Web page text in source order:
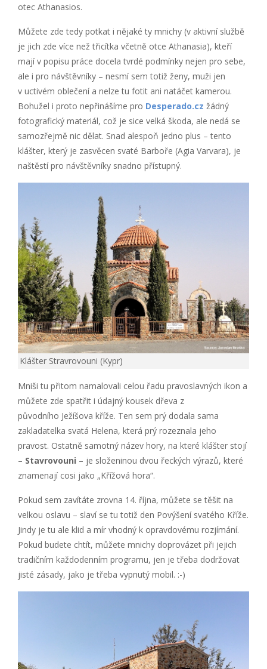
otec Athanasios.
Můžete zde tedy potkat i nějaké ty mnichy (v aktivní službě
je jich zde více než třicítka včetně otce Athanasia), kteří
mají v popisu práce docela tvrdé podmínky nejen pro sebe,
ale i pro návštěvníky – nesmí sem totiž ženy, muži jen
v uctivém oblečení a nelze tu fotit ani natáčet kamerou.
Bohužel i proto nepřinášíme pro Desperado.cz žádný
fotografický materiál, což je sice velká škoda, ale nedá se
samozřejmě nic dělat. Snad alespoň jedno plus – tento
klášter, který je zasvěcen svaté Barboře (Agia Varvara), je
naštěstí pro návštěvníky snadno přístupný.
Klášter Stravrovouni (Kypr)
Mniši tu přitom namalovali celou řadu pravoslavných ikon a
můžete zde spatřit i údajný kousek dřeva z
původního Ježíšova kříže. Ten sem prý dodala sama
zakladatelka svatá Helena, která prý rozeznala jeho
pravost. Ostatně samotný název hory, na které klášter stojí
– Stavrovouni – je složeninou dvou řeckých výrazů, které
znamenají cosi jako „Křížová hora“.
Pokud sem zavítáte zrovna 14. října, můžete se těšit na
velkou oslavu – slaví se tu totiž den Povýšení svatého Kříže.
Jindy je tu ale klid a mír vhodný k opravdovému rozjímání.
Pokud budete chtít, můžete mnichy doprovázet při jejich
tradičním každodenním programu, jen je třeba dodržovat
jisté zásady, jako je třeba vypnutý mobil. :-)